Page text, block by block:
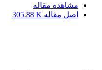
مشاهده مقاله
اصل مقاله 305.88 K